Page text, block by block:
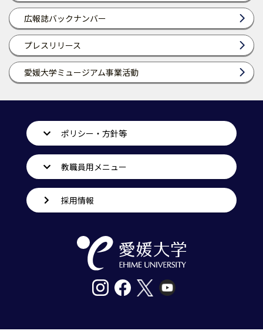
広報誌バックナンバー
プレスリリース
愛媛大学ミュージアム事業活動
ポリシー・方針等
教職員用メニュー
採用情報